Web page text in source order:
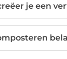
je een